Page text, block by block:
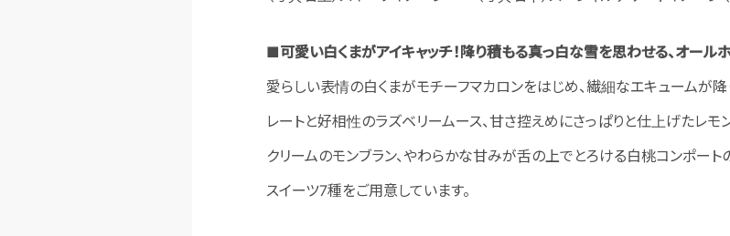
■可愛い白くまがアイキャッチ！降り積もる真っ白な雪を思わせる、オール
愛らしい表情の白くまがモチーフマカロンをはじめ、繊細なエキュームが
レートと好相性のラズベリームース、甘さ控えめにさっぱりと仕上げたレ
クリームのモンブラン、やわらかな甘みが舌の上でとろける白桃コンポー
スイーツ7種をご用意しています。